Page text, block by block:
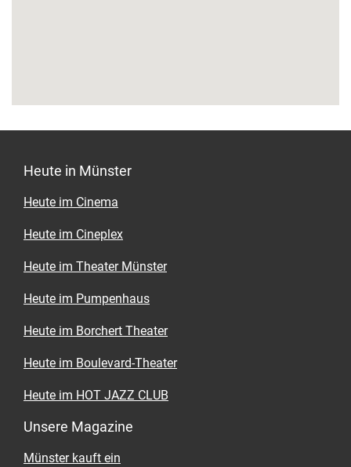
Heute in Münster
Heute im Cinema
Heute im Cineplex
Heute im Theater Münster
Heute im Pumpenhaus
Heute im Borchert Theater
Heute im Boulevard-Theater
Heute im HOT JAZZ CLUB
Unsere Magazine
Münster kauft ein